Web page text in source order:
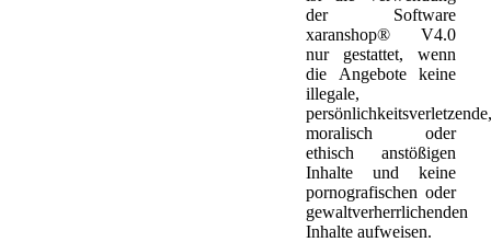
der Software
xaranshop® V4.0
nur gestattet, wenn
die Angebote keine
illegale,
persönlichkeitsverletzende,
moralisch oder
ethisch anstößigen
Inhalte und keine
pornografischen oder
gewaltverherrlichenden
Inhalte aufweisen.